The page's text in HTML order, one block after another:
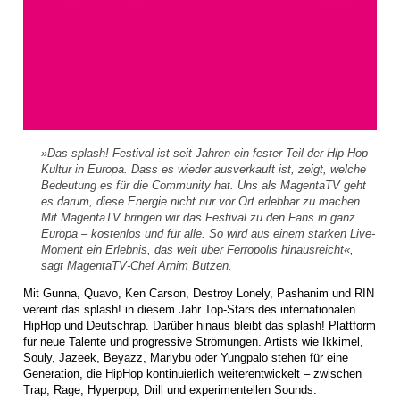
»Das splash! Festival ist seit Jahren ein fester Teil der Hip-Hop
Kultur in Europa. Dass es wieder ausverkauft ist, zeigt, welche
Bedeutung es für die Community hat. Uns als MagentaTV geht
es darum, diese Energie nicht nur vor Ort erlebbar zu machen.
Mit MagentaTV bringen wir das Festival zu den Fans in ganz
Europa – kostenlos und für alle. So wird aus einem starken Live-
Moment ein Erlebnis, das weit über Ferropolis hinausreicht«,
sagt MagentaTV-Chef Arnim Butzen.
Mit Gunna, Quavo, Ken Carson, Destroy Lonely, Pashanim und RIN
vereint das splash! in diesem Jahr Top-Stars des internationalen
HipHop und Deutschrap. Darüber hinaus bleibt das splash! Plattform
für neue Talente und progressive Strömungen. Artists wie Ikkimel,
Souly, Jazeek, Beyazz, Mariybu oder Yungpalo stehen für eine
Generation, die HipHop kontinuierlich weiterentwickelt – zwischen
Trap, Rage, Hyperpop, Drill und experimentellen Sounds.